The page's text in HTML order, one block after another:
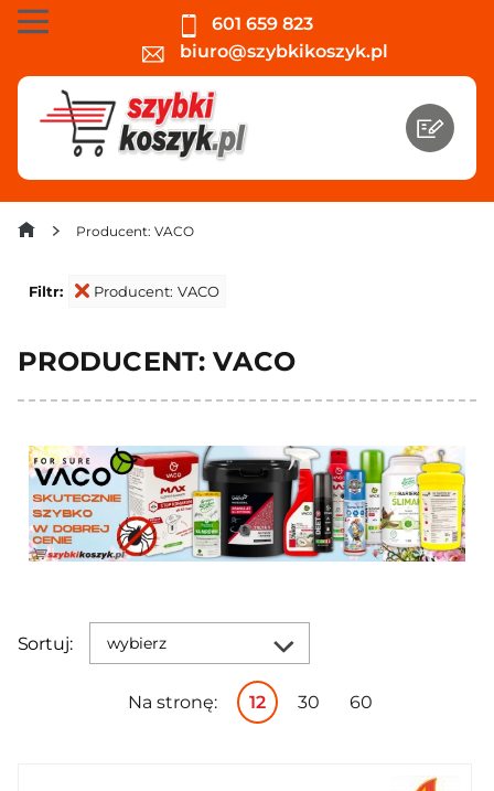
601 659 823
biuro@szybkikoszyk.pl
Producent: VACO
Filtr: Producent: VACO
PRODUCENT: VACO
Sortuj: wybierz
Na stronę: 12 30 60